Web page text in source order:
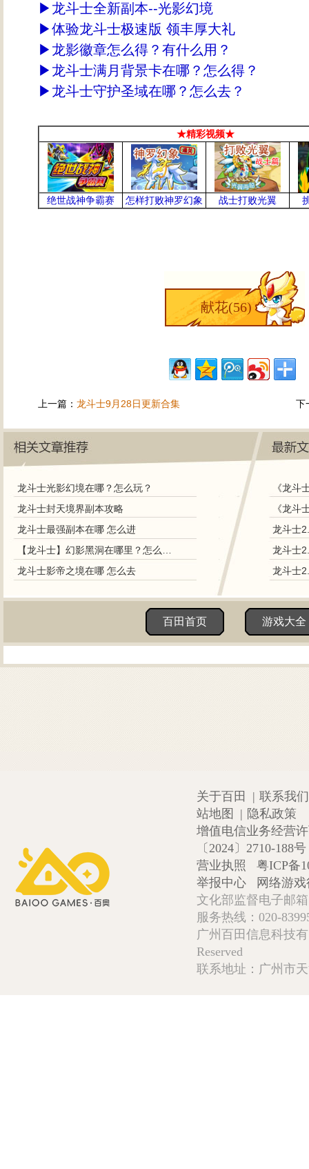
▶ 龙斗士全新副本--光影幻境
▶体验龙斗士极速版 领丰厚大礼
▶ 龙影徽章怎么得？有什么用？
▶ 龙斗士满月背景卡在哪？怎么得？
▶ 龙斗士守护圣域在哪？怎么去？
★精彩视频★
绝世战神争霸赛 怎样打败神罗幻象 战士打败光翼
献花(56)
上一篇： 龙斗士9月28日更新合集 下
龙斗士光影幻境在哪？怎么玩？
龙斗士封天境界副本攻略
龙斗士最强副本在哪 怎么进
【龙斗士】幻影黑洞在哪里？怎么过？
龙斗士影帝之境在哪 怎么去
《龙斗
龙斗士
龙斗士
龙斗士
百田首页 游戏大全
关于百田 | 联系我们
站地图
| 隐私政策
增值电信业务经营
〔2024〕2710-188号
营业执照
粤ICP备
举报中心
网络游
文化部监督电子邮
服务热线：020-
广州百田信息科技
Reserved
联系地址：广州市